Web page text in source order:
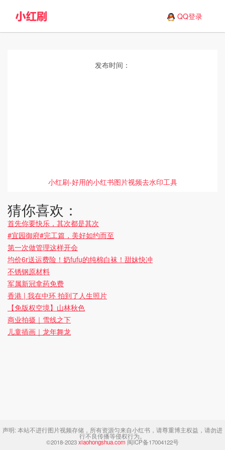
QQ登录
发布时间：
小红刷-好用的小红书图片视频去水印工具
猜你喜欢：
首先你要快乐，其次都是其次
#宜园御府#完工篇，美好如约而至
第一次做管理这样开会
均价6r送运费险！奶fufu的纯棉白袜！甜妹快冲
不锈钢原材料
军属新冠拿药免费
香港 | 我在中环 拍到了人生照片
【免版权空境】山林秋色
商业拍摄｜雪线之下
儿童插画｜龙年舞龙
声明:本站不进行图片视频存储，所有资源匀来自小红书，请尊重博主权益，请勿进
行不良传播等侵权行为。
©2018-2023xiaohongshua.com 闽ICP备17004122号